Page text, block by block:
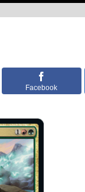
Facebook